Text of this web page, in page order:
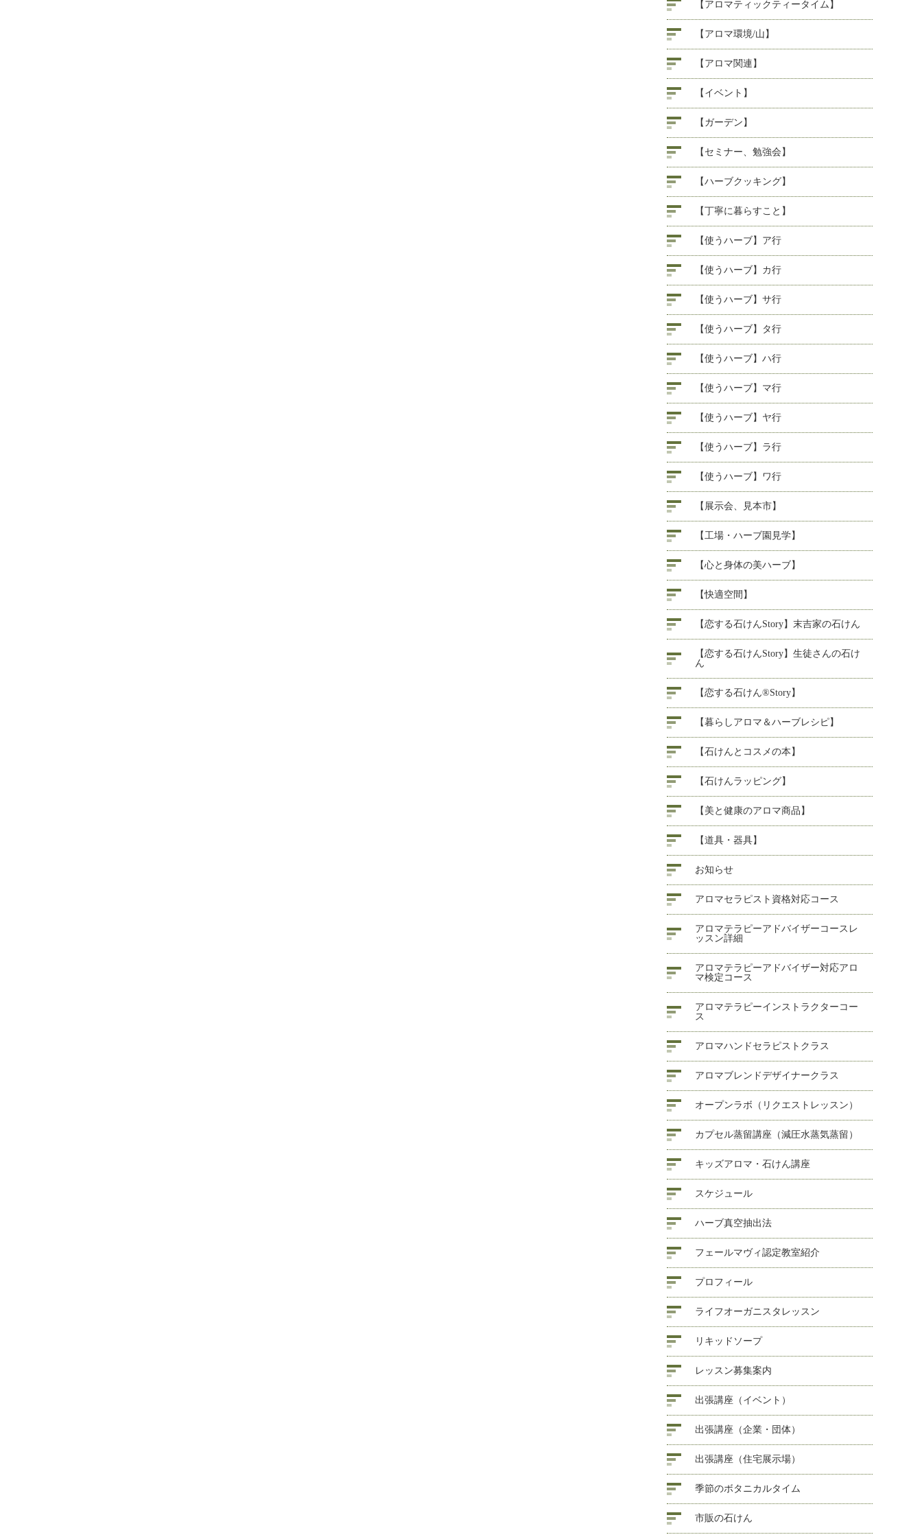
【アロマティックティータイム】
【アロマ環境/山】
【アロマ関連】
【イベント】
【ガーデン】
【セミナー、勉強会】
【ハーブクッキング】
【丁寧に暮らすこと】
【使うハーブ】ア行
【使うハーブ】カ行
【使うハーブ】サ行
【使うハーブ】タ行
【使うハーブ】ハ行
【使うハーブ】マ行
【使うハーブ】ヤ行
【使うハーブ】ラ行
【使うハーブ】ワ行
【展示会、見本市】
【工場・ハーブ園見学】
【心と身体の美ハーブ】
【快適空間】
【恋する石けんStory】末吉家の石けん
【恋する石けんStory】生徒さんの石け
ん
【恋する石けん®Story】
【暮らしアロマ＆ハーブレシピ】
【石けんとコスメの本】
【石けんラッピング】
【美と健康のアロマ商品】
【道具・器具】
お知らせ
アロマセラピスト資格対応コース
アロマテラピーアドバイザーコースレ
ッスン詳細
アロマテラピーアドバイザー対応アロ
マ検定コース
アロマテラピーインストラクターコー
ス
アロマハンドセラピストクラス
アロマブレンドデザイナークラス
オープンラボ（リクエストレッスン）
カプセル蒸留講座（減圧水蒸気蒸留）
キッズアロマ・石けん講座
スケジュール
ハーブ真空抽出法
フェールマヴィ認定教室紹介
プロフィール
ライフオーガニスタレッスン
リキッドソープ
レッスン募集案内
出張講座（イベント）
出張講座（企業・団体）
出張講座（住宅展示場）
季節のボタニカルタイム
市販の石けん